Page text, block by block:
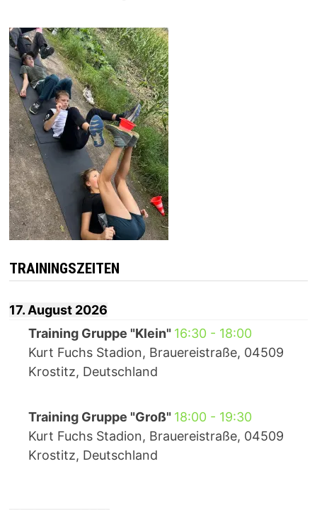
TRAININGSZEITEN
17. August 2026
Training Gruppe "Klein" 16:30- 18:00
Kurt Fuchs Stadion, Brauereistraße, 04509
Krostitz, Deutschland
Training Gruppe "Groß" 18:00- 19:30
Kurt Fuchs Stadion, Brauereistraße, 04509
Krostitz, Deutschland